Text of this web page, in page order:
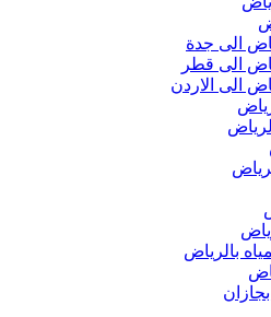
الى جدة
الى قطر
الى الاردن
بالرياض